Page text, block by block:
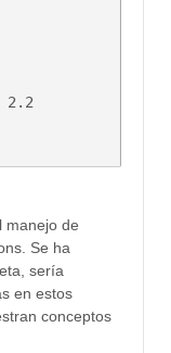
2.2
manejo de
Se ha
sería
en estos
conceptos